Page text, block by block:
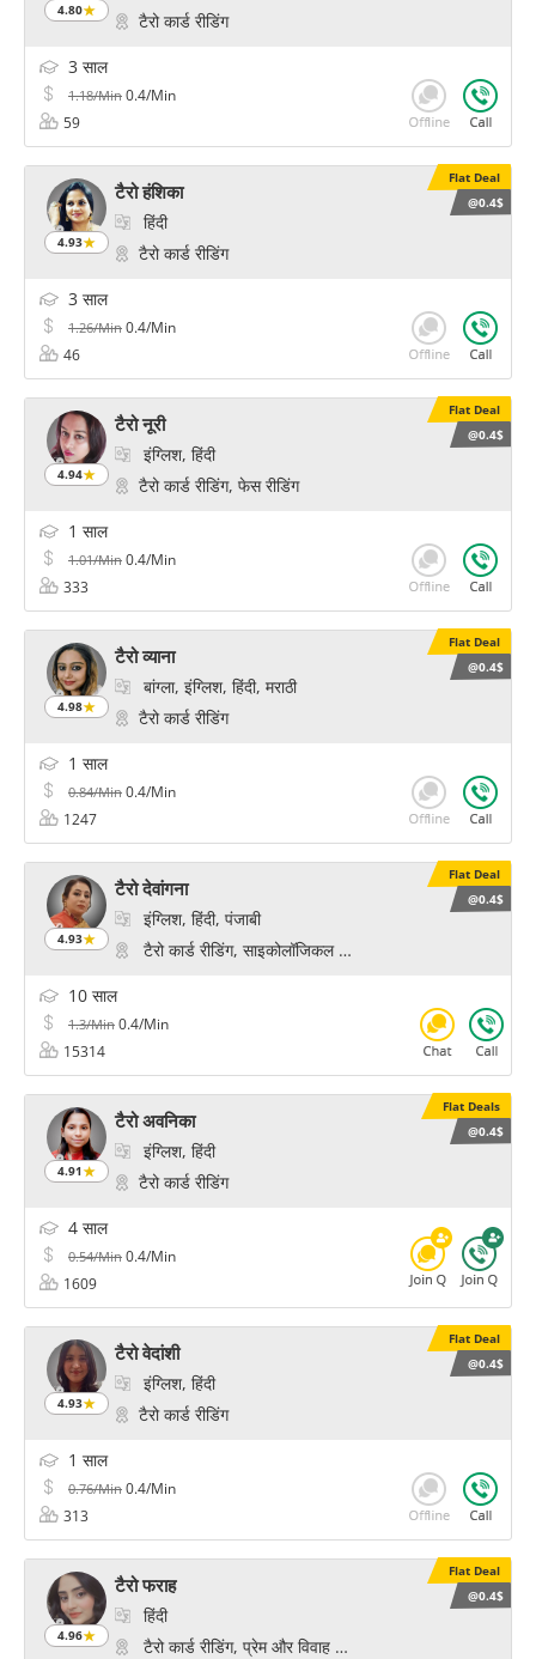
4.80
टैरो कार्ड रीडिंग
3 साल
1.18/Min 0.4/Min
59
Flat Deal
@0.4$
4.93
टैरो हंशिका
हिंदी
टैरो कार्ड रीडिंग
3 साल
1.26/Min 0.4/Min
46
Flat Deal
@0.4$
4.94
टैरो नूरी
इंग्लिश, हिंदी
टैरो कार्ड रीडिंग, फेस रीडिंग
1 साल
1.01/Min 0.4/Min
333
Flat Deal
@0.4$
4.98
टैरो व्याना
बांग्ला, इंग्लिश, हिंदी, मराठी
टैरो कार्ड रीडिंग
1 साल
0.84/Min 0.4/Min
1247
Flat Deal
@0.4$
4.93
टैरो देवांगना
इंग्लिश, हिंदी, पंजाबी
टैरो कार्ड रीडिंग, साइकोलॉजिकल रीडिंग
10 साल
1.3/Min 0.4/Min
15314
Flat Deals
@0.4$
4.91
टैरो अवनिका
इंग्लिश, हिंदी
टैरो कार्ड रीडिंग
4 साल
0.54/Min 0.4/Min
1609
Flat Deal
@0.4$
4.93
टैरो वेदांशी
इंग्लिश, हिंदी
टैरो कार्ड रीडिंग
1 साल
0.76/Min 0.4/Min
313
Flat Deal
@0.4$
4.96
टैरो फराह
हिंदी
टैरो कार्ड रीडिंग, प्रेम और विवाह के मंत्र